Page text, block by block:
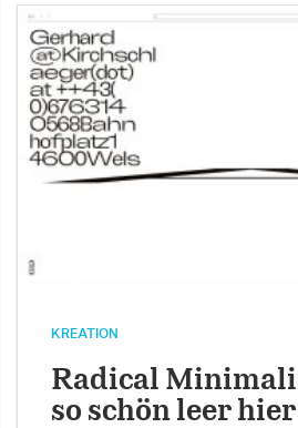
KREATION
Radical
so schön leer hier